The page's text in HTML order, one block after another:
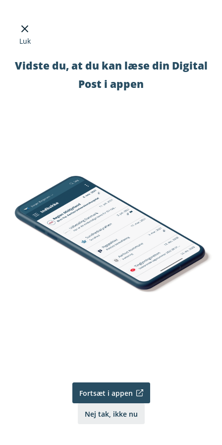
Luk
Vidste du, at du kan læse din Digital
Post i appen
Fortsæt i appen
Nej tak, ikke nu